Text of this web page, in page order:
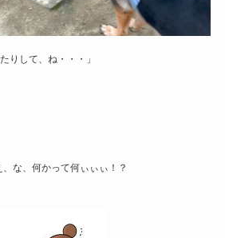
りして、ね・・・」
、な、何かって何ぃぃぃ！？